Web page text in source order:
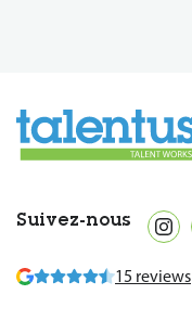
Suivez-nous
15 reviews